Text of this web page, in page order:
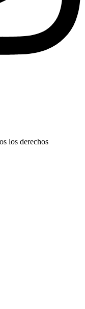
los derechos